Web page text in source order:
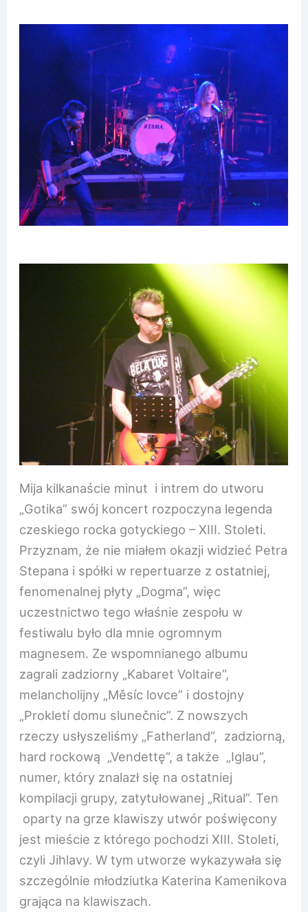
Mija kilkanaście minut i intrem do utworu
„Gotika” swój koncert rozpoczyna legenda
czeskiego rocka gotyckiego – XIII. Stoleti.
Przyznam, że nie miałem okazji widzieć Petra
Stepana i spółki w repertuarze z ostatniej,
fenomenalnej płyty „Dogma”, więc
uczestnictwo tego właśnie zespołu w
festiwalu było dla mnie ogromnym
magnesem. Ze wspomnianego albumu
zagrali zadziorny „Kabaret Voltaire”,
melancholijny „Měsíc lovce” i dostojny
„Prokletí domu slunečnic”. Z nowszych
rzeczy usłyszeliśmy „Fatherland”, zadziorną,
hard rockową „Vendettę”, a także „Iglau”,
numer, który znalazł się na ostatniej
kompilacji grupy, zatytułowanej „Ritual”. Ten
oparty na grze klawiszy utwór poświęcony
jest mieście z którego pochodzi XIII. Stoleti,
czyli Jihlavy. W tym utworze wykazywała się
szczególnie młodziutka Katerina Kamenikova
grająca na klawiszach.